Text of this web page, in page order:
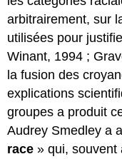
arbitrairement, sur
utilisées pour
Winant, 1994 ;
la fusion des
explications
groupes a produit
Audrey Smedley a
race » qui, souvent